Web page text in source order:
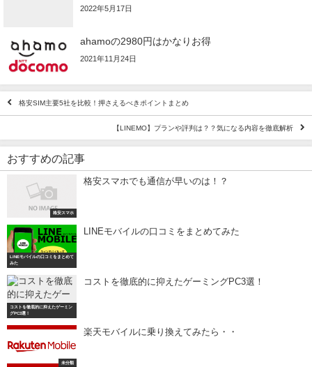
2022年5月17日
ahamoの2980円はかなりお得
2021年11月24日
格安SIM主要5社を比較！押さえるべきポイントまとめ
【LINEMO】プランや評判は？？気になる内容を徹底解析
おすすめの記事
格安スマホ
格安スマホでも通信が早いのは！？
LINEモバイルの口コミをまとめて
みた
LINEモバイルの口コミをまとめてみた
コストを徹底的に抑えたゲーミン
グPC3選！
コストを徹底的に抑えたゲーミングPC3選！
未分類
楽天モバイルに乗り換えてみたら・・